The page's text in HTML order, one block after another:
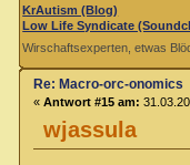
KrAutism (Blog)
Low Life Syndicate
Wirschaftsexperten, etwas
wjassula
Re: Macro-orc-onomics
« Antwort #15 am: